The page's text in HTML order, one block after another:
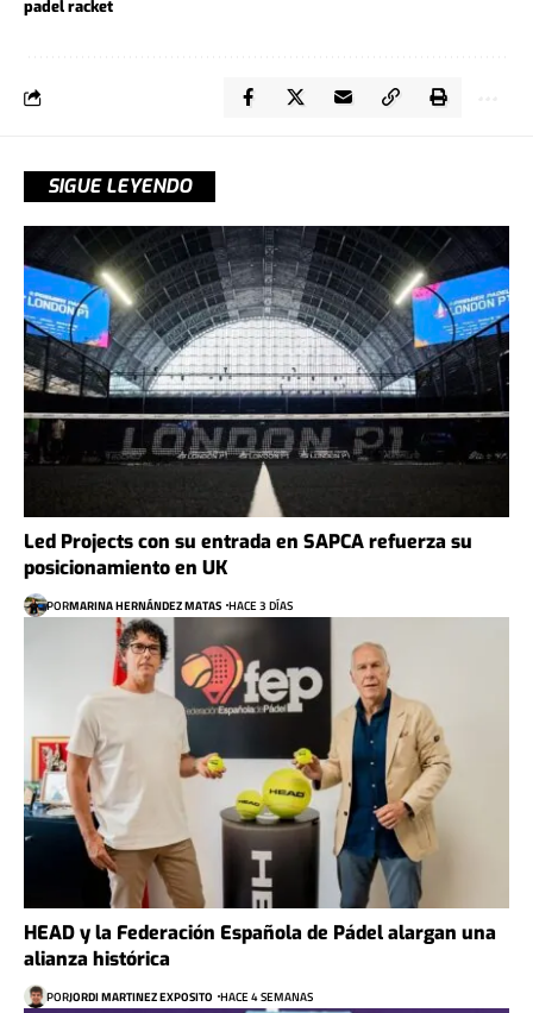
padel racket
SIGUE LEYENDO
Led Projects con su entrada en SAPCA refuerza su
posicionamiento en UK
PORMARINA HERNÁNDEZ MATAS HACE 3 DÍAS
HEAD y la Federación Española de Pádel alargan una
alianza histórica
PORJORDI MARTINEZ EXPOSITO HACE 4 SEMANAS